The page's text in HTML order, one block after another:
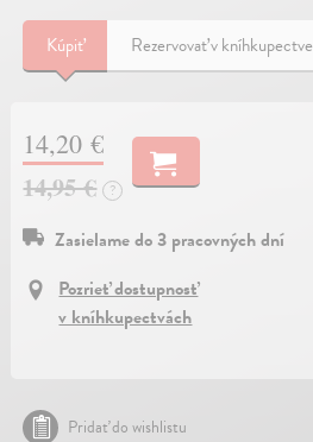
Kúpiť Rezervovať v kníhkupectve
14,20 €
14,95 €
?
Zasielame do 3 pracovných dní
Pozrieť dostupnosť
v kníhkupectvách
Pridať do wishlistu